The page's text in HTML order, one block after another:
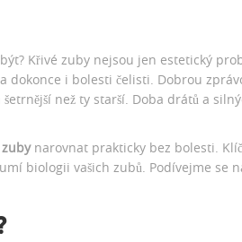
Křivé zuby nejsou jen estetický
dokonce i bolesti čelisti. Dobrou
než ty starší. Doba drátů a
narovnat prakticky bez bolesti.
biologii vašich zubů. Podívejme se